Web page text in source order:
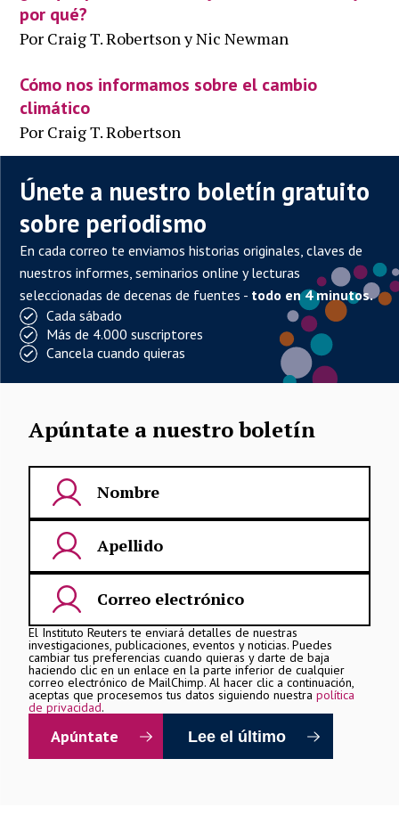
por qué?
Por Craig T. Robertson y Nic Newman
Cómo nos informamos sobre el cambio
climático
Por Craig T. Robertson
Únete a nuestro boletín gratuito
sobre periodismo
En cada correo te enviamos historias originales, claves de
nuestros informes, seminarios online y lecturas
seleccionadas de decenas de fuentes - todo en 4 minutos.
Cada sábado
Más de 4.000 suscriptores
Cancela cuando quieras
Apúntate a nuestro boletín
El Instituto Reuters te enviará detalles de nuestras
investigaciones, publicaciones, eventos y noticias. Puedes
cambiar tus preferencias cuando quieras y darte de baja
haciendo clic en un enlace en la parte inferior de cualquier
correo electrónico de MailChimp. Al hacer clic a continuación,
aceptas que procesemos tus datos siguiendo nuestrapolítica
de privacidad.
Lee el último